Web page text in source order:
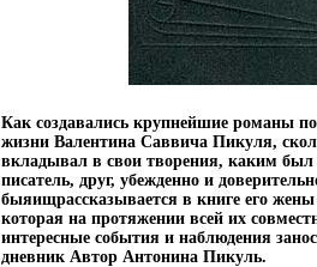
Как создавались крупнейшие романы
жизни Валентина Саввича Пикуля,
вкладывал в свои творения, каким
писатель, друг, убежденно и
быяищрассказывается в книге его
которая на протяжении всей их
интересные события и наблюдения
дневник Автор Антонина Пикуль.